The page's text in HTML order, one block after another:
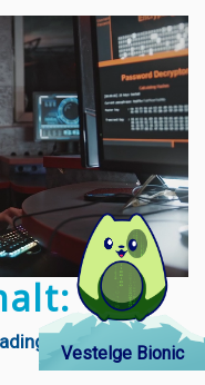
Any Files Over
Vestelge Bionic